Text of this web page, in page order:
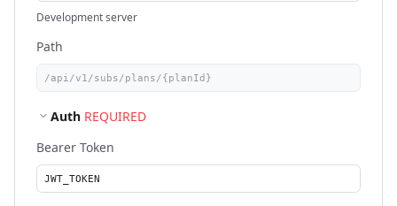
Development server
Path
Auth REQUIRED
Bearer Token